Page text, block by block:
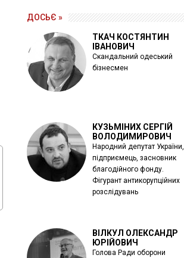
ДОСЬЄ »
ТКАЧ КОСТЯНТИН
ІВАНОВИЧ
Скандальний одеський
бізнесмен
КУЗЬМІНИХ СЕРГІЙ
ВОЛОДИМИРОВИЧ
Народний депутат України,
підприємець, засновник
благодійного фонду.
Фігурант антикорупційних
розслідувань
ВІЛКУЛ ОЛЕКСАНДР
ЮРІЙОВИЧ
Голова Ради оборони